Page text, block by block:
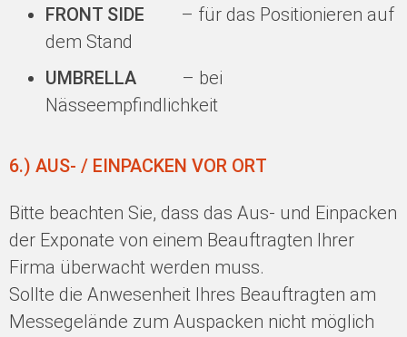
FRONT SIDE – für das Positionieren auf
dem Stand
UMBRELLA
– bei
Nässeempfindlichkeit
6.) AUS- / EINPACKEN VOR ORT
Bitte beachten Sie, dass das Aus- und Einpacken
der Exponate von einem Beauftragten Ihrer
Firma überwacht werden muss.
Sollte die Anwesenheit Ihres Beauftragten am
Messegelände zum Auspacken nicht möglich